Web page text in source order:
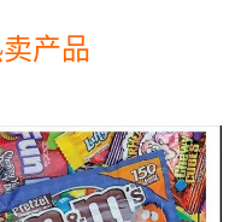
产品